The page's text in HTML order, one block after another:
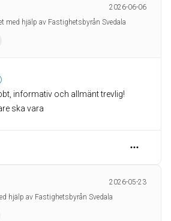
2026-06-06
med hjälp av Fastighetsbyrån Svedala
informativ och allmänt trevlig!
ska vara
2026-05-23
hjälp av Fastighetsbyrån Svedala